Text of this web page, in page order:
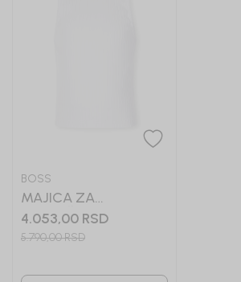
BOSS
MAJICA ZA
DEVOJČICE BOSS
4.053,00 RSD
5.790,00RSD